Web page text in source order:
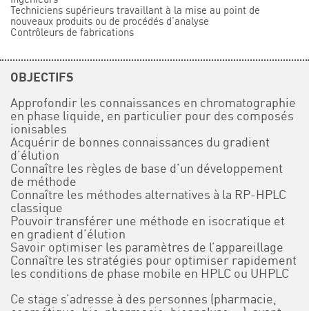
Techniciens supérieurs travaillant à la mise au point de
nouveaux produits ou de procédés d’analyse
Contrôleurs de fabrications
OBJECTIFS
Approfondir les connaissances en chromatographie
en phase liquide, en particulier pour des composés
ionisables
Acquérir de bonnes connaissances du gradient
d’élution
Connaître les règles de base d’un développement
de méthode
Connaître les méthodes alternatives à la RP-HPLC
classique
Pouvoir transférer une méthode en isocratique et
en gradient d’élution
Savoir optimiser les paramètres de l’appareillage
Connaître les stratégies pour optimiser rapidement
les conditions de phase mobile en HPLC ou UHPLC
Ce stage s’adresse à des personnes (pharmacie,